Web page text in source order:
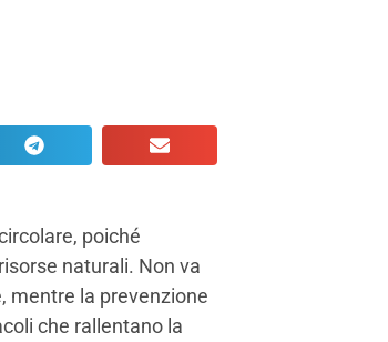
poiché
naturali. Non va
mentre la prevenzione
che rallentano la